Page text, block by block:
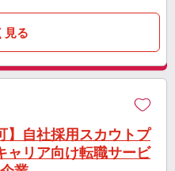
見る
】自社採用スカウトプ
ャリア向け転職サービ